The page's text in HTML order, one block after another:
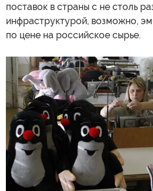
поставок в страны с не столь
инфраструктурой, возможно,
по цене на российское сырье.